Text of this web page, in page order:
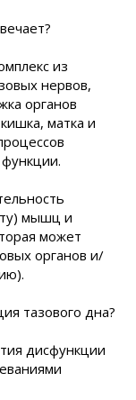
из
нервов,
органов
матка и
мышц и
может
органов и/
тазового дна?
дисфункции